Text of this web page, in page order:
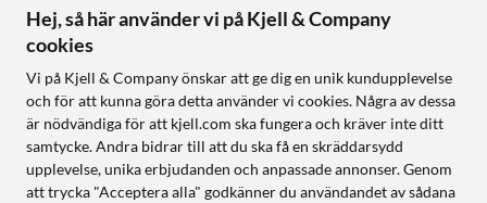
Hej, så här använder vi på Kjell & Company
cookies
Vi på Kjell & Company önskar att ge dig en unik kundupplevelse
och för att kunna göra detta använder vi cookies. Några av dessa
är nödvändiga för att kjell.com ska fungera och kräver inte ditt
samtycke. Andra bidrar till att du ska få en skräddarsydd
upplevelse, unika erbjudanden och anpassade annonser. Genom
att trycka "Acceptera alla" godkänner du användandet av sådana